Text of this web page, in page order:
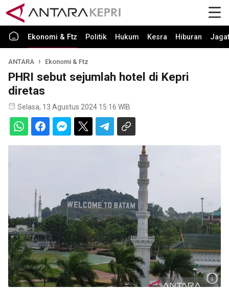
Ekonomi & Ftz Politik Hukum Kesra Hiburan Jagat
ANTARA Ekonomi & Ftz
PHRI sebut sejumlah hotel di Kepri
diretas
Selasa, 13 Agustus 2024 15:16 WIB